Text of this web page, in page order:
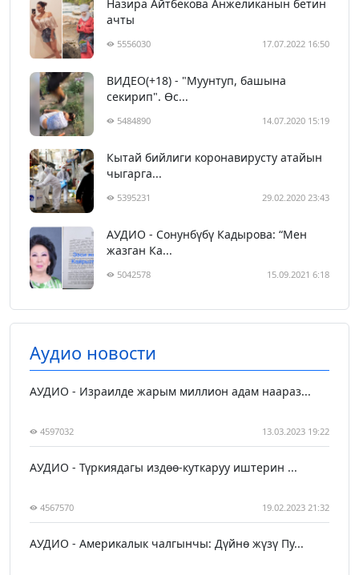
Назира Айтбекова Анжеликанын бетин
ачты
5556030 17.07.2022 16:50
ВИДЕО(+18) - "Муунтуп, башына
секирип". Өс...
5484890 14.07.2020 15:19
Кытай бийлиги коронавирусту атайын
чыгарга...
5395231 29.02.2020 23:43
АУДИО - Сонунбүбү Кадырова: “Мен
жазган Ка...
5042578 15.09.2021 6:18
Аудио новости
АУДИО - Израилде жарым миллион адам наараз...
4597032 13.03.2023 19:22
АУДИО - Түркиядагы издөө-куткаруу иштерин ...
4567570 19.02.2023 21:32
АУДИО - Америкалык чалгынчы: Дүйнө жүзү Пу...